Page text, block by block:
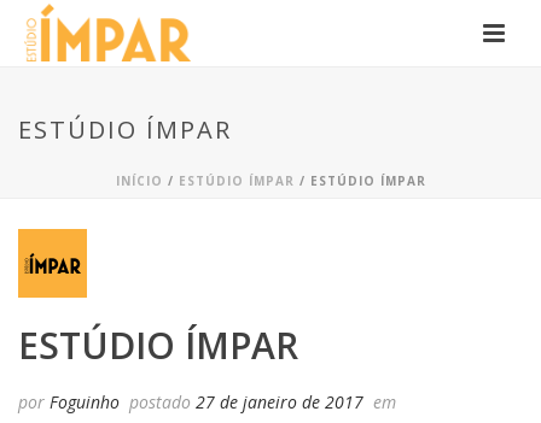
ESTÚDIO ÍMPAR
INÍCIO / ESTÚDIO ÍMPAR / ESTÚDIO ÍMPAR
ESTÚDIO ÍMPAR
por Foguinho postado 27 de janeiro de 2017 em